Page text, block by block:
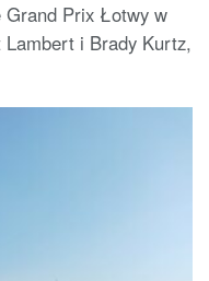
Grand Prix Łotwy w
Lambert i Brady Kurtz,